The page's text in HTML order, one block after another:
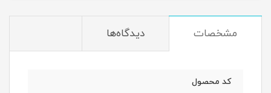
مشخصات دیدگاه‌ها
کد محصول